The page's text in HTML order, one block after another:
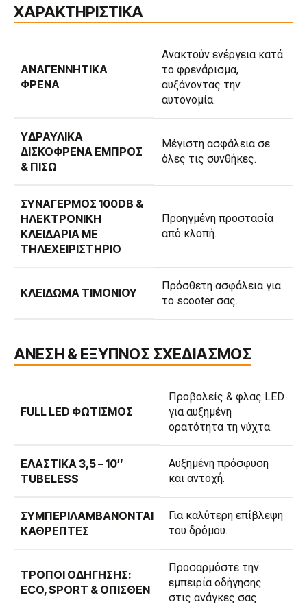
ΧΑΡΑΚΤΗΡΙΣΤΙΚΑ
ΑΝΑΓΕΝΝΗΤΙΚΆ
ΦΡΈΝΑ
Ανακτούν ενέργεια κατά
το φρενάρισμα,
αυξάνοντας την
αυτονομία.
ΥΔΡΑΥΛΙΚΆ
ΔΙΣΚΌΦΡΕΝΑ ΕΜΠΡΌΣ
& ΠΊΣΩ
Μέγιστη ασφάλεια σε
όλες τις συνθήκες.
ΣΥΝΑΓΕΡΜΌΣ 100DB &
ΗΛΕΚΤΡΟΝΙΚΉ
ΚΛΕΙΔΑΡΙΆ ΜΕ
ΤΗΛΕΧΕΙΡΙΣΤΉΡΙΟ
Προηγμένη προστασία
από κλοπή.
ΚΛΕΊΔΩΜΑ ΤΙΜΟΝΙΟΎ
Πρόσθετη ασφάλεια για
το scooter σας.
ΑΝΕΣΗ & ΕΞΥΠΝΟΣ ΣΧΕΔΙΑΣΜΟΣ
FULL LED ΦΩΤΙΣΜΌΣ
Προβολείς & φλας LED
για αυξημένη
ορατότητα τη νύχτα.
ΕΛΑΣΤΙΚΆ 3,5 – 10″
TUBELESS
Αυξημένη πρόσφυση
και αντοχή.
ΣΥΜΠΕΡΙΛΑΜΒΆΝΟΝΤΑΙ
ΚΑΘΡΈΠΤΕΣ
Για καλύτερη επίβλεψη
του δρόμου.
ΤΡΌΠΟΙ ΟΔΉΓΗΣΗΣ:
ECO, SPORT & ΌΠΙΣΘΕΝ
Προσαρμόστε την
εμπειρία οδήγησης
στις ανάγκες σας.